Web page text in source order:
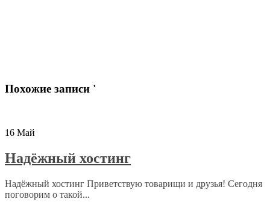
Похожие записи '
16 Май
Надёжный хостинг
Надёжный хостинг Приветствую товарищи и друзья! Сегодня
поговорим о такой...